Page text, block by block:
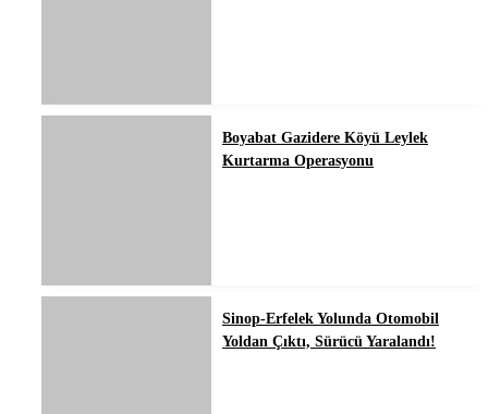
Boyabat Gazidere Köyü Leylek
Kurtarma Operasyonu
Sinop-Erfelek Yolunda Otomobil
Yoldan Çıktı, Sürücü Yaralandı!